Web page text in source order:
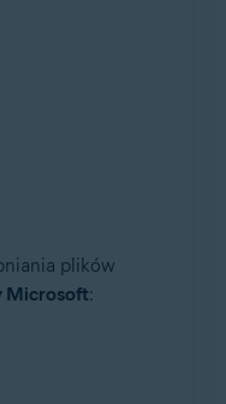
plików
Microsoft: